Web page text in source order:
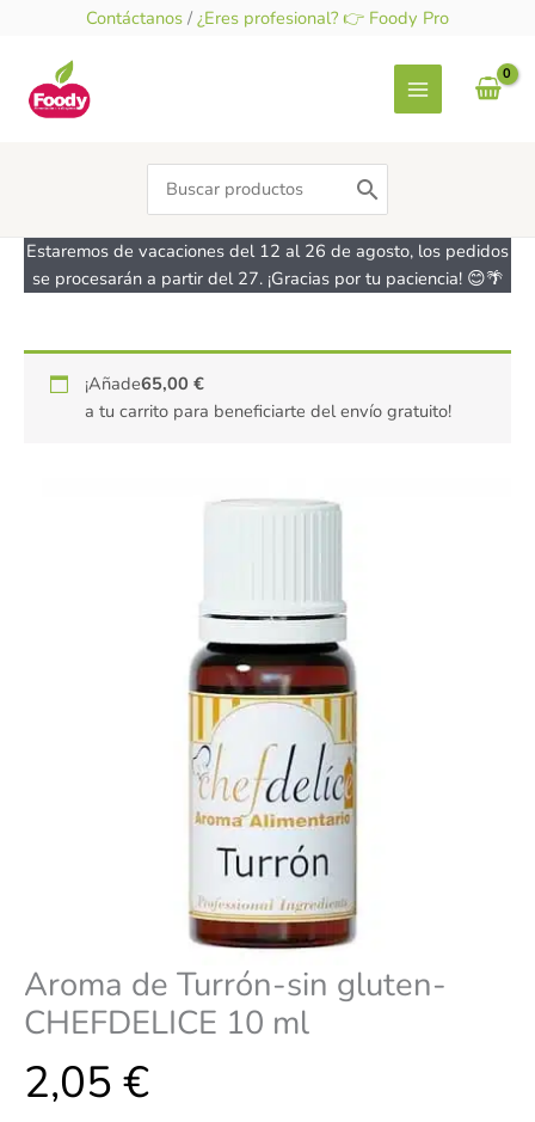
contenido
Contáctanos / ¿Eres profesional? 👉 Foody Pro
Search
for:
Estaremos de vacaciones del 12 al 26 de agosto, los pedidos
se procesarán a partir del 27. ¡Gracias por tu paciencia! 😊🌴
¡Añade65,00€
a tu carrito para beneficiarte del envío gratuito!
Aroma de Turrón-sin gluten-
CHEFDELICE 10 ml
2,05 €
Aroma
de
Turrón-